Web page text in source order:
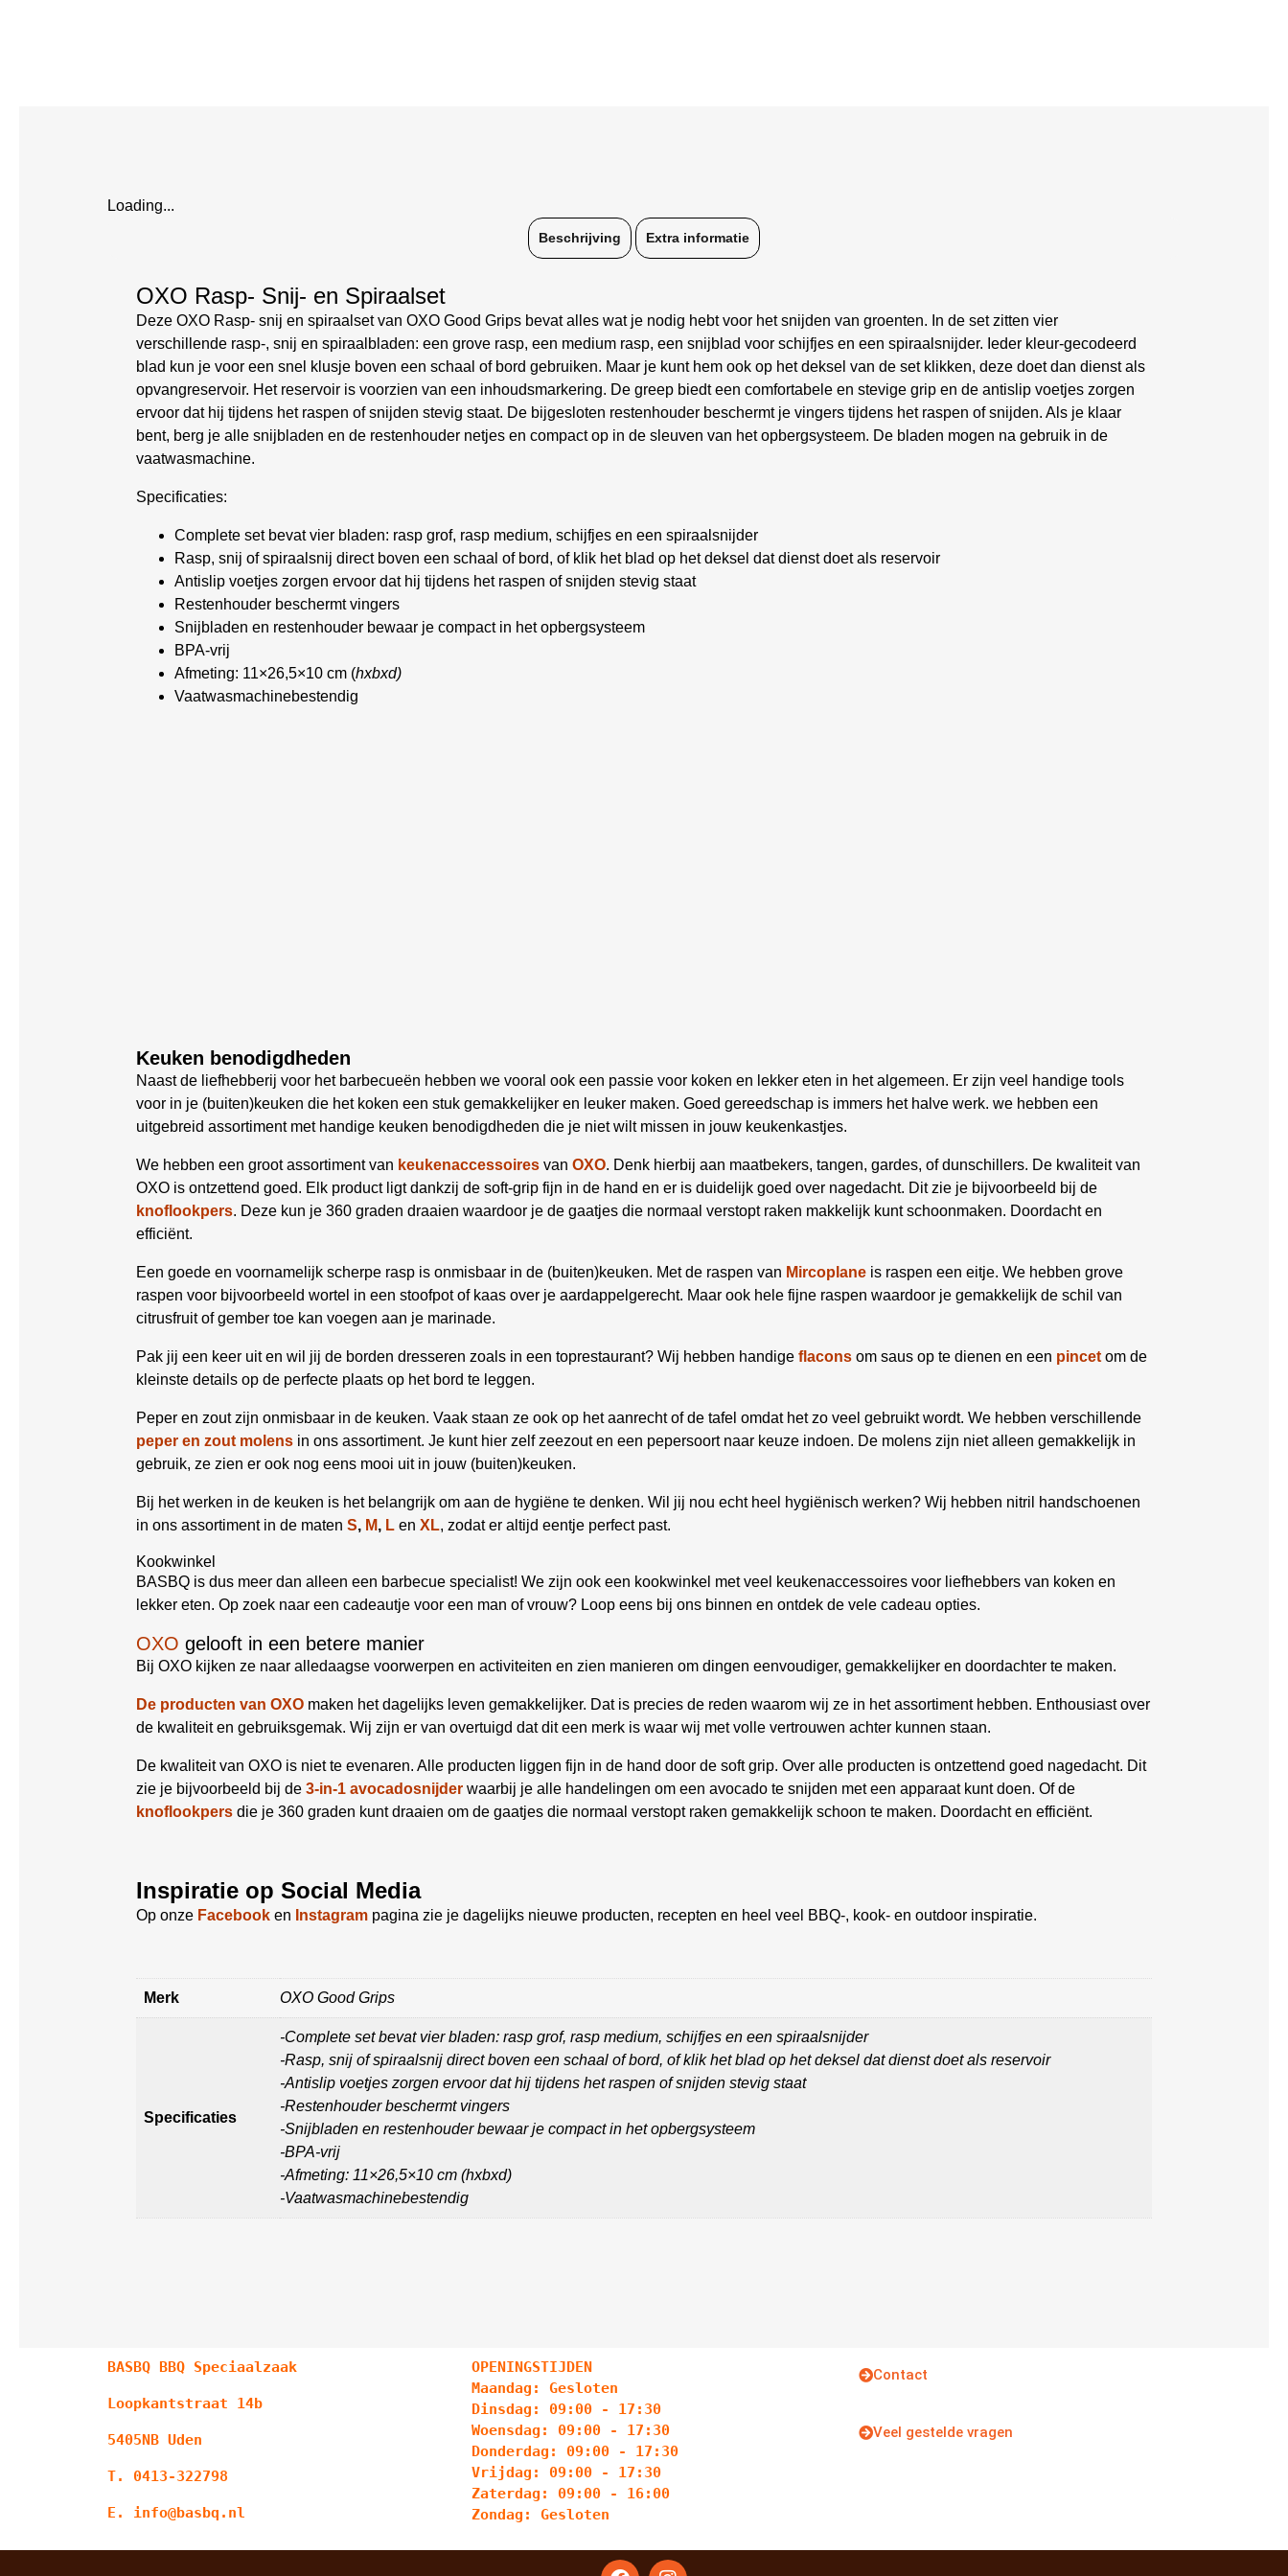
Loading...
Beschrijving Extra informatie
OXO Rasp- Snij- en Spiraalset
Deze OXO Rasp- snij en spiraalset van OXO Good Grips bevat alles wat je nodig hebt voor het snijden van groenten. In de set zitten vier
verschillende rasp-, snij en spiraalbladen: een grove rasp, een medium rasp, een snijblad voor schijfjes en een spiraalsnijder. Ieder kleur-gecodeerd
blad kun je voor een snel klusje boven een schaal of bord gebruiken. Maar je kunt hem ook op het deksel van de set klikken, deze doet dan dienst als
opvangreservoir. Het reservoir is voorzien van een inhoudsmarkering. De greep biedt een comfortabele en stevige grip en de antislip voetjes zorgen
ervoor dat hij tijdens het raspen of snijden stevig staat. De bijgesloten restenhouder beschermt je vingers tijdens het raspen of snijden. Als je klaar
bent, berg je alle snijbladen en de restenhouder netjes en compact op in de sleuven van het opbergsysteem. De bladen mogen na gebruik in de
vaatwasmachine.
Specificaties:
Complete set bevat vier bladen: rasp grof, rasp medium, schijfjes en een spiraalsnijder
Rasp, snij of spiraalsnij direct boven een schaal of bord, of klik het blad op het deksel dat dienst doet als reservoir
Antislip voetjes zorgen ervoor dat hij tijdens het raspen of snijden stevig staat
Restenhouder beschermt vingers
Snijbladen en restenhouder bewaar je compact in het opbergsysteem
BPA-vrij
Afmeting: 11×26,5×10 cm (hxbxd)
Vaatwasmachinebestendig
Keuken benodigdheden
Naast de liefhebberij voor het barbecueën hebben we vooral ook een passie voor koken en lekker eten in het algemeen. Er zijn veel handige tools
voor in je (buiten)keuken die het koken een stuk gemakkelijker en leuker maken. Goed gereedschap is immers het halve werk. we hebben een
uitgebreid assortiment met handige keuken benodigdheden die je niet wilt missen in jouw keukenkastjes.
We hebben een groot assortiment van keukenaccessoires van OXO. Denk hierbij aan maatbekers, tangen, gardes, of dunschillers. De kwaliteit van
OXO is ontzettend goed. Elk product ligt dankzij de soft-grip fijn in de hand en er is duidelijk goed over nagedacht. Dit zie je bijvoorbeeld bij de
knoflookpers. Deze kun je 360 graden draaien waardoor je de gaatjes die normaal verstopt raken makkelijk kunt schoonmaken. Doordacht en
efficiënt.
Een goede en voornamelijk scherpe rasp is onmisbaar in de (buiten)keuken. Met de raspen van Mircoplane is raspen een eitje. We hebben grove
raspen voor bijvoorbeeld wortel in een stoofpot of kaas over je aardappelgerecht. Maar ook hele fijne raspen waardoor je gemakkelijk de schil van
citrusfruit of gember toe kan voegen aan je marinade.
Pak jij een keer uit en wil jij de borden dresseren zoals in een toprestaurant? Wij hebben handige flacons om saus op te dienen en een pincet om de
kleinste details op de perfecte plaats op het bord te leggen.
Peper en zout zijn onmisbaar in de keuken. Vaak staan ze ook op het aanrecht of de tafel omdat het zo veel gebruikt wordt. We hebben verschillende
peper en zout molens in ons assortiment. Je kunt hier zelf zeezout en een pepersoort naar keuze indoen. De molens zijn niet alleen gemakkelijk in
gebruik, ze zien er ook nog eens mooi uit in jouw (buiten)keuken.
Bij het werken in de keuken is het belangrijk om aan de hygiëne te denken. Wil jij nou echt heel hygiënisch werken? Wij hebben nitril handschoenen
in ons assortiment in de maten S, M, L en XL, zodat er altijd eentje perfect past.
Kookwinkel
BASBQ is dus meer dan alleen een barbecue specialist! We zijn ook een kookwinkel met veel keukenaccessoires voor liefhebbers van koken en
lekker eten. Op zoek naar een cadeautje voor een man of vrouw? Loop eens bij ons binnen en ontdek de vele cadeau opties.
OXO gelooft in een betere manier
Bij OXO kijken ze naar alledaagse voorwerpen en activiteiten en zien manieren om dingen eenvoudiger, gemakkelijker en doordachter te maken.
De producten van OXO maken het dagelijks leven gemakkelijker. Dat is precies de reden waarom wij ze in het assortiment hebben. Enthousiast over
de kwaliteit en gebruiksgemak. Wij zijn er van overtuigd dat dit een merk is waar wij met volle vertrouwen achter kunnen staan.
De kwaliteit van OXO is niet te evenaren. Alle producten liggen fijn in de hand door de soft grip. Over alle producten is ontzettend goed nagedacht. Dit
zie je bijvoorbeeld bij de 3-in-1 avocadosnijder waarbij je alle handelingen om een avocado te snijden met een apparaat kunt doen. Of de
knoflookpers die je 360 graden kunt draaien om de gaatjes die normaal verstopt raken gemakkelijk schoon te maken. Doordacht en efficiënt.
Inspiratie op Social Media
Op onze Facebook en Instagram pagina zie je dagelijks nieuwe producten, recepten en heel veel BBQ-, kook- en outdoor inspiratie.
Merk OXO Good Grips
Specificaties
-Complete set bevat vier bladen: rasp grof, rasp medium, schijfjes en een spiraalsnijder
-Rasp, snij of spiraalsnij direct boven een schaal of bord, of klik het blad op het deksel dat dienst doet als reservoir
-Antislip voetjes zorgen ervoor dat hij tijdens het raspen of snijden stevig staat
-Restenhouder beschermt vingers
-Snijbladen en restenhouder bewaar je compact in het opbergsysteem
-BPA-vrij
-Afmeting: 11×26,5×10 cm (hxbxd)
-Vaatwasmachinebestendig
BASBQ BBQ Speciaalzaak
Loopkantstraat 14b
5405NB Uden
T. 0413-322798
E. info@basbq.nl
OPENINGSTIJDEN
Maandag: Gesloten
Dinsdag: 09:00 - 17:30
Woensdag: 09:00 - 17:30
Donderdag: 09:00 - 17:30
Vrijdag: 09:00 - 17:30
Zaterdag: 09:00 - 16:00
Zondag: Gesloten
Contact
Veel gestelde vragen